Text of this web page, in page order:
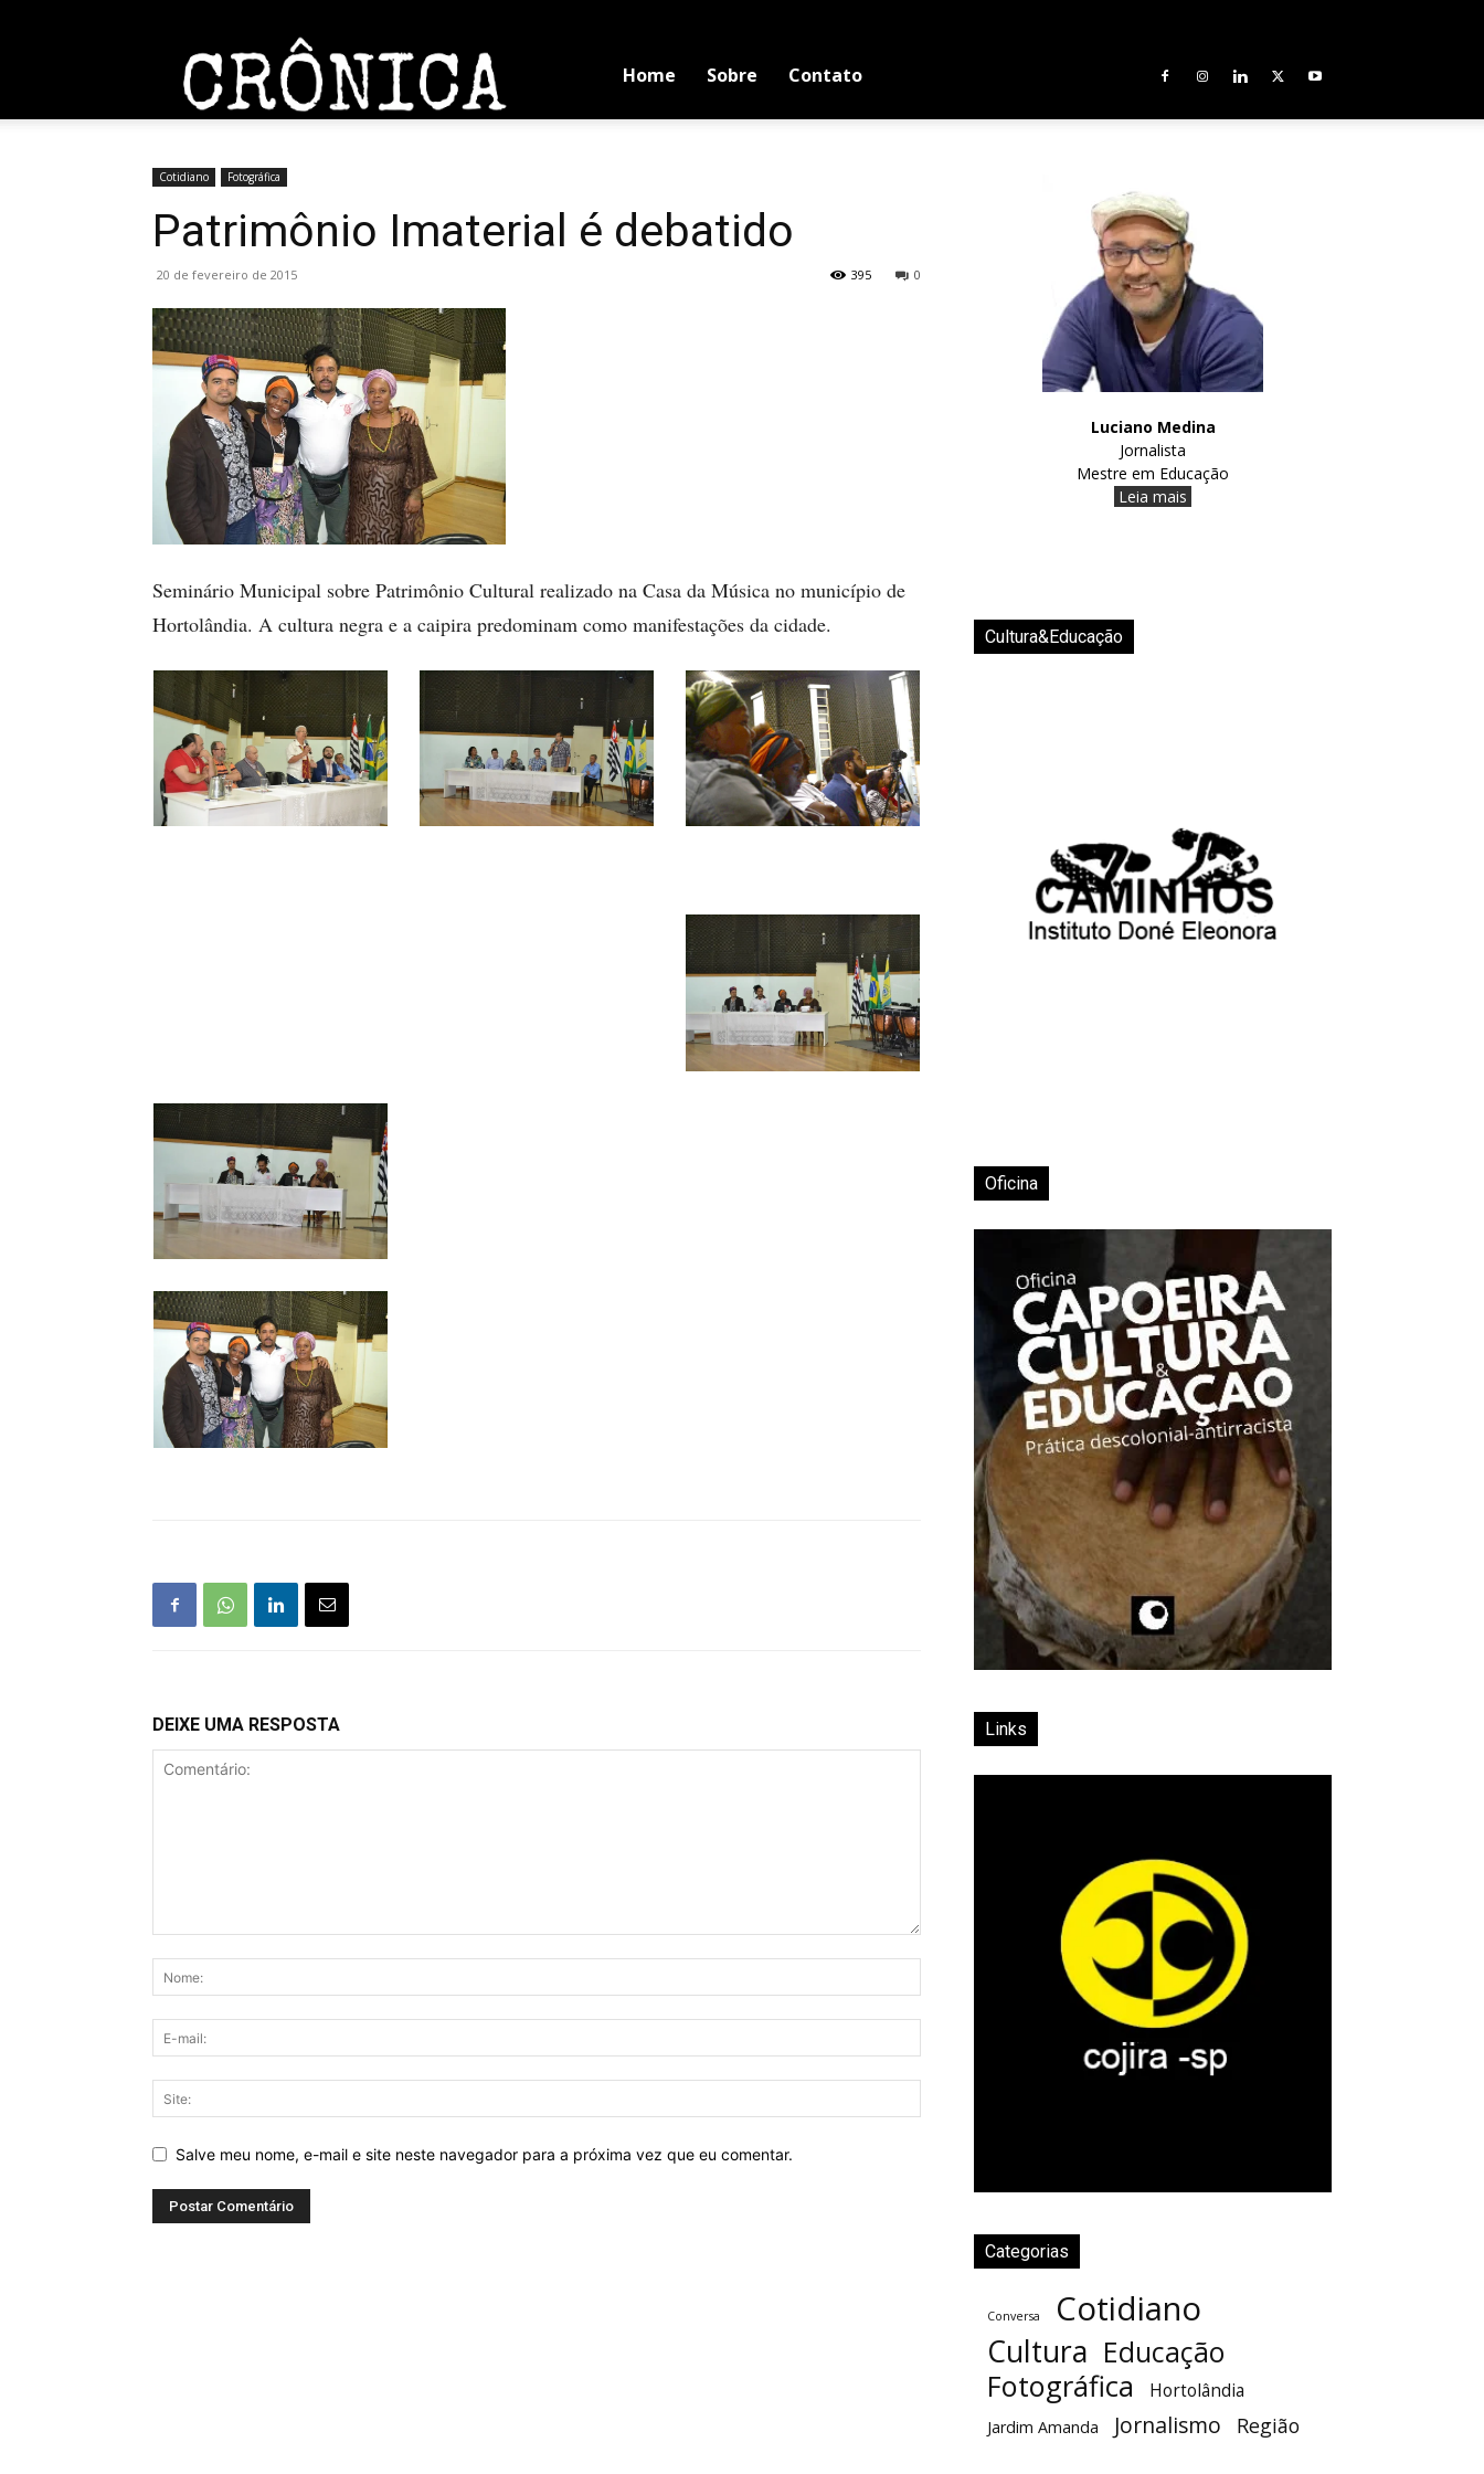
Medina
Home Sobre Contato
Cotidiano Fotográfica
Patrimônio Imaterial é debatido
20 de fevereiro de 2015 0
395
Seminário Municipal sobre Patrimônio Cultural realizado na Casa da Música no município de
Hortolândia. A cultura negra e a caipira predominam como manifestações da cidade.
DEIXE UMA RESPOSTA
Salve meu nome, e-mail e site neste navegador para a próxima vez que eu comentar.
Luciano Medina
Jornalista
Mestre em Educação
Leia mais
Cultura&Educação
Oficina
Links
Categorias
Conversa Cotidiano
Cultura Educação
Fotográfica Hortolândia
Jardim Amanda Jornalismo Região